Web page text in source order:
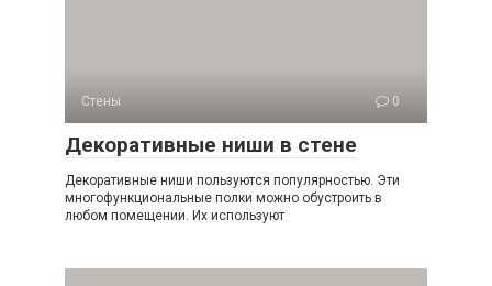
Стены 0
Декоративные ниши в стене
Декоративные ниши пользуются популярностью. Эти
многофункциональные полки можно обустроить в
любом помещении. Их используют